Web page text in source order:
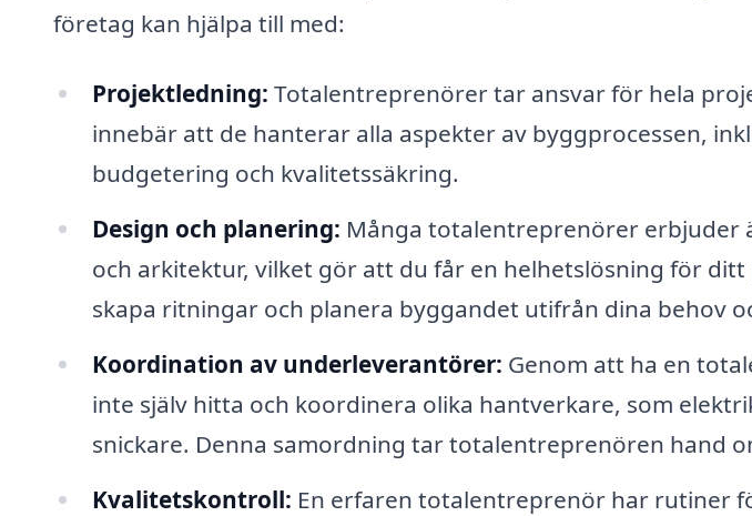
företag kan hjälpa till med:
Projektledning: Totalentreprenörer tar ansvar för hela
innebär att de hanterar alla aspekter av byggprocessen,
budgetering och kvalitetssäkring.
Design och planering: Många totalentreprenörer erbjuder
och arkitektur, vilket gör att du får en helhetslösning för
skapa ritningar och planera byggandet utifrån dina behov
Koordination av underleverantörer: Genom att ha en
inte själv hitta och koordinera olika hantverkare, som
snickare. Denna samordning tar totalentreprenören hand
Kvalitetskontroll: En erfaren totalentreprenör har rutiner